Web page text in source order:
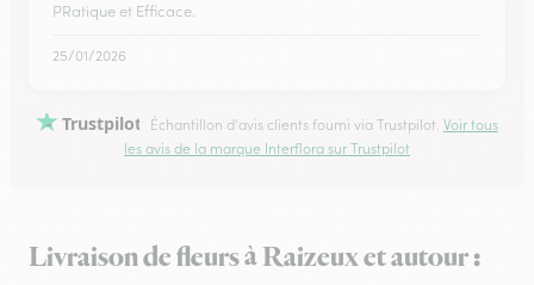
PRatique et Efficace.
25/01/2026
Trustpilot Échantillon d'avis clients fourni via Trustpilot. Voir tous
les avis de la marque Interflora sur Trustpilot
Livraison de fleurs à Raizeux et autour :